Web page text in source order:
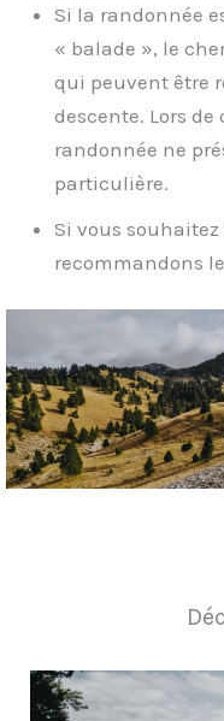
Si la randonnée
« balade », le
qui peuvent être
descente. Lors
randonnée ne
particulière.
Si vous souhaitez
recommandons le